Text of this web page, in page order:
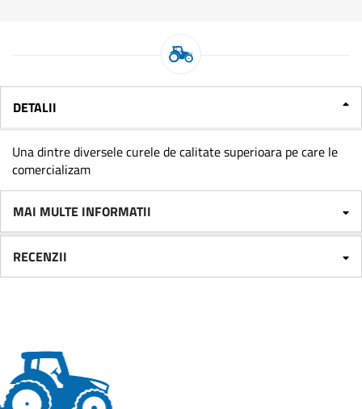
DETALII
Una dintre diversele curele de calitate superioara pe care le
comercializam
MAI MULTE INFORMATII
RECENZII